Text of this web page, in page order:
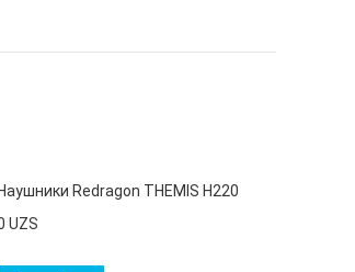
Наушники Redragon THEMIS H220
UZS